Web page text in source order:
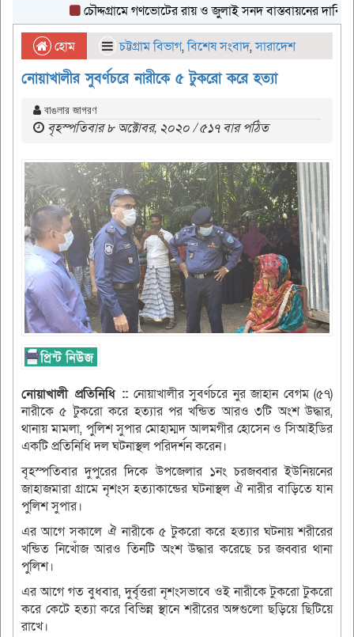
চৌদ্দগ্রামে গণভোটের রায় ও জুলাই সনদ বাস্তবায়নের দাবিতে
হোম চট্টগ্রাম বিভাগ,বিশেষ সংবাদ,সারাদেশ
নোয়াখালীর সুবর্ণচরে নারীকে ৫ টুকরো করে হত্যা
বাঙলার জাগরণ
বৃহস্পতিবার ৮ অক্টোবর, ২০২০ / ৫১৭ বার পঠিত
নোয়াখালী প্রতিনিধি :: নোয়াখালীর সুবর্ণচরে নুর জাহান বেগম (৫৭)
নারীকে ৫ টুকরো করে হত্যার পর খন্ডিত আরও ৩টি অংশ উদ্ধার,
থানায় মামলা, পুলিশ সুপার মোহাম্মদ আলমগীর হোসেন ও সিআইডির
একটি প্রতিনিধি দল ঘটনাস্থল পরিদর্শন করেন।
বৃহস্পতিবার দুপুরের দিকে উপজেলার ১নং চরজব্বার ইউনিয়নের
জাহাজমারা গ্রামে নৃশংস হত্যাকান্ডের ঘটনাস্থল ঐ নারীর বাড়িতে যান
পুলিশ সুপার।
এর আগে সকালে ঐ নারীকে ৫ টুকরো করে হত্যার ঘটনায় শরীরের
খন্ডিত নিখোঁজ আরও তিনটি অংশ উদ্ধার করেছে চর জব্বার থানা
পুলিশ।
এর আগে গত বুধবার, দুর্বৃত্তরা নৃশংসভাবে ওই নারীকে টুকরো টুকরো
করে কেটে হত্যা করে বিভিন্ন স্থানে শরীরের অঙ্গগুলো ছড়িয়ে ছিটিয়ে
রাখে।